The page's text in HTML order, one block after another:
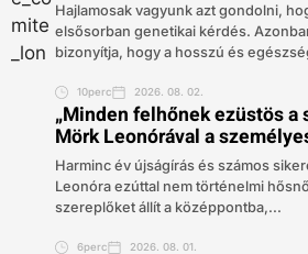
Hajlamosak vagyunk azt gondolni,
elsősorban genetikai kérdés.
bizonyítja, hogy a hosszú és
10perc 2026. 08. 02.
„Minden felhőnek ezüstös a
Mörk Leonórával a
Harminc év újságírás és számos
Leonóra ezúttal nem történelmi
szereplőket állít a középpontba,...
6perc 2026. 08. 01.